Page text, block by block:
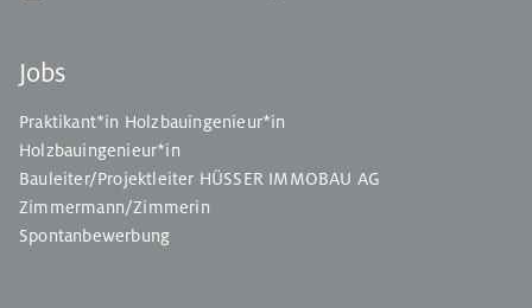
Jobs
Praktikant*in Holzbauingenieur*in
Holzbauingenieur*in
Bauleiter/Projektleiter HÜSSER IMMOBAU AG
Zimmermann/Zimmerin
Spontanbewerbung